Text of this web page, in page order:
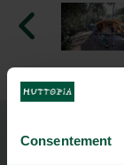
Consentement
−